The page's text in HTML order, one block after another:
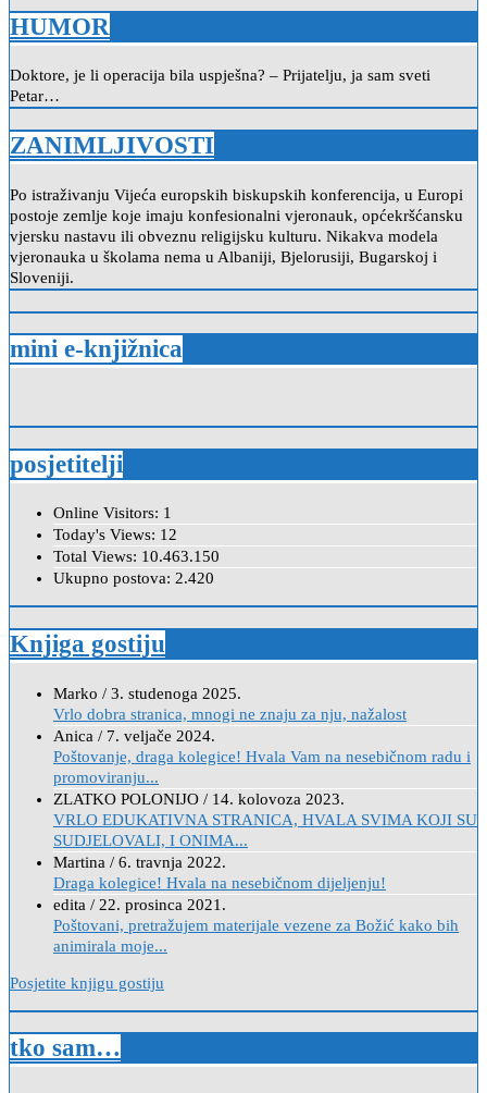
HUMOR
Doktore, je li operacija bila uspješna? – Prijatelju, ja sam sveti
Petar…
ZANIMLJIVOSTI
Po istraživanju Vijeća europskih biskupskih konferencija, u Europi
postoje zemlje koje imaju konfesionalni vjeronauk, općekršćansku
vjersku nastavu ili obveznu religijsku kulturu. Nikakva modela
vjeronauka u školama nema u Albaniji, Bjelorusiji, Bugarskoj i
Sloveniji.
mini e-knjižnica
posjetitelji
Online Visitors: 1
Today's Views: 12
Total Views: 10.463.150
Ukupno postova: 2.420
Knjiga gostiju
Marko / 3. studenoga 2025.
Vrlo dobra stranica, mnogi ne znaju za nju, nažalost
Anica / 7. veljače 2024.
Poštovanje, draga kolegice! Hvala Vam na nesebičnom radu i
promoviranju...
ZLATKO POLONIJO / 14. kolovoza 2023.
VRLO EDUKATIVNA STRANICA, HVALA SVIMA KOJI SU
SUDJELOVALI, I ONIMA...
Martina / 6. travnja 2022.
Draga kolegice! Hvala na nesebičnom dijeljenju!
edita / 22. prosinca 2021.
Poštovani, pretražujem materijale vezene za Božić kako bih
animirala moje...
Posjetite knjigu gostiju
tko sam…